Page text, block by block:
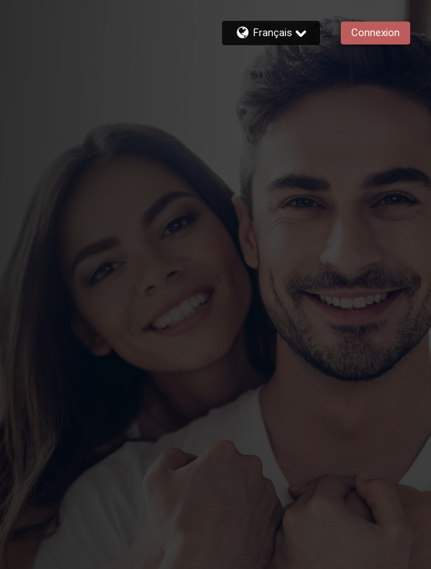
Français Connexion